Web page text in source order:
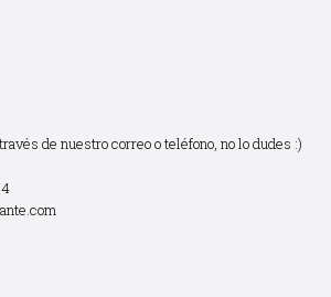
de nuestro correo o teléfono, no lo dudes :)